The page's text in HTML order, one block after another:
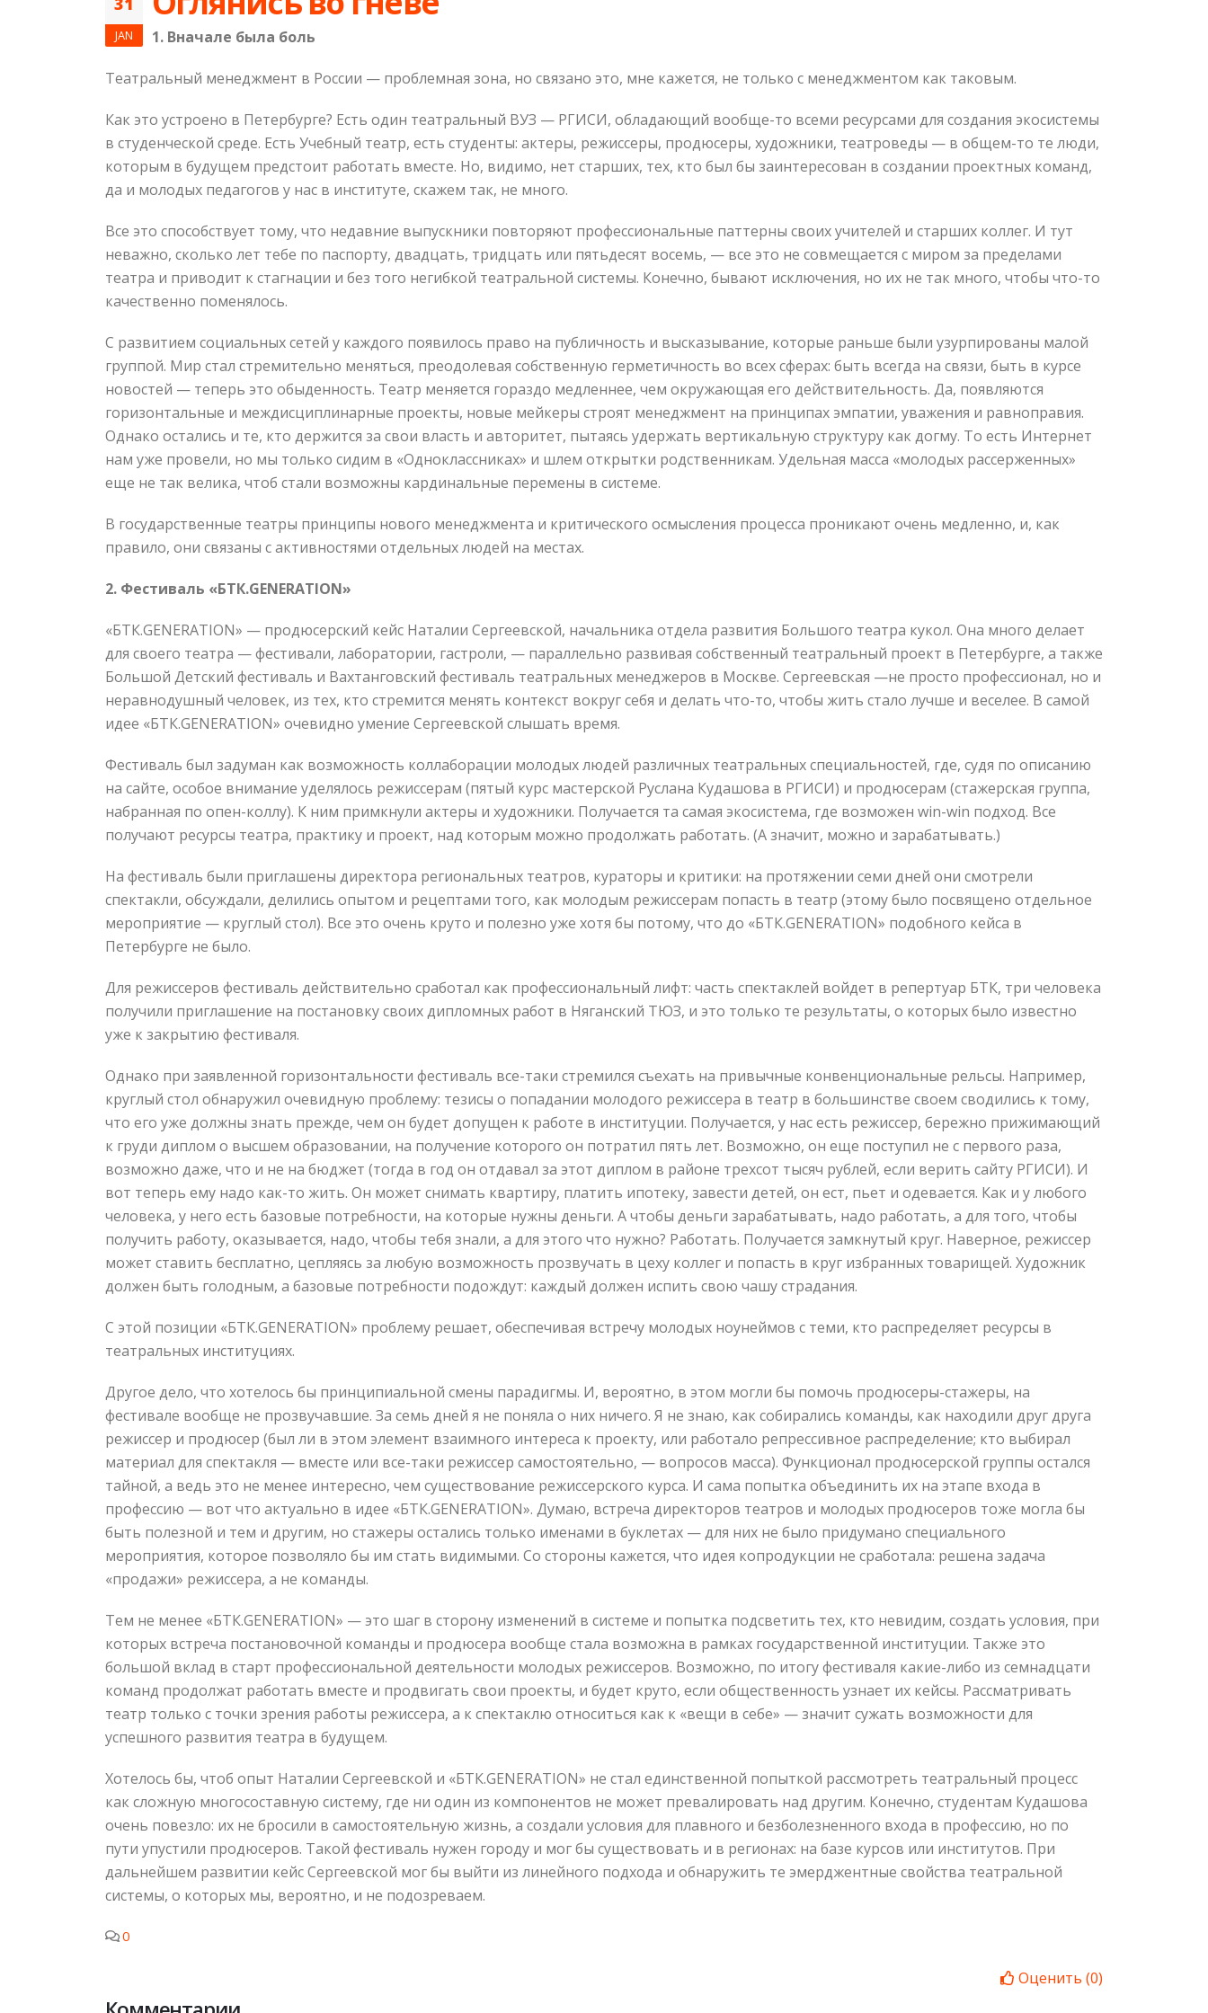
JAN 1. Вначале была боль
Театральный менеджмент в России — проблемная зона, но связано это, мне кажется, не только с менеджментом как таковым.
Как это устроено в Петербурге? Есть один театральный ВУЗ — РГИСИ, обладающий вообще-то всеми ресурсами для создания экосистемы
в студенческой среде. Есть Учебный театр, есть студенты: актеры, режиссеры, продюсеры, художники, театроведы — в общем-то те люди,
которым в будущем предстоит работать вместе. Но, видимо, нет старших, тех, кто был бы заинтересован в создании проектных команд,
да и молодых педагогов у нас в институте, скажем так, не много.
Все это способствует тому, что недавние выпускники повторяют профессиональные паттерны своих учителей и старших коллег. И тут
неважно, сколько лет тебе по паспорту, двадцать, тридцать или пятьдесят восемь, — все это не совмещается с миром за пределами
театра и приводит к стагнации и без того негибкой театральной системы. Конечно, бывают исключения, но их не так много, чтобы что-то
качественно поменялось.
С развитием социальных сетей у каждого появилось право на публичность и высказывание, которые раньше были узурпированы малой
группой. Мир стал стремительно меняться, преодолевая собственную герметичность во всех сферах: быть всегда на связи, быть в курсе
новостей — теперь это обыденность. Театр меняется гораздо медленнее, чем окружающая его действительность. Да, появляются
горизонтальные и междисциплинарные проекты, новые мейкеры строят менеджмент на принципах эмпатии, уважения и равноправия.
Однако остались и те, кто держится за свои власть и авторитет, пытаясь удержать вертикальную структуру как догму. То есть Интернет
нам уже провели, но мы только сидим в «Одноклассниках» и шлем открытки родственникам. Удельная масса «молодых рассерженных»
еще не так велика, чтоб стали возможны кардинальные перемены в системе.
В государственные театры принципы нового менеджмента и критического осмысления процесса проникают очень медленно, и, как
правило, они связаны с активностями отдельных людей на местах.
2. Фестиваль «БТК.GENERATION»
«БТК.GENERATION» — продюсерский кейс Наталии Сергеевской, начальника отдела развития Большого театра кукол. Она много делает
для своего театра — фестивали, лаборатории, гастроли, — параллельно развивая собственный театральный проект в Петербурге, а также
Большой Детский фестиваль и Вахтанговский фестиваль театральных менеджеров в Москве. Сергеевская —не просто профессионал, но и
неравнодушный человек, из тех, кто стремится менять контекст вокруг себя и делать что-то, чтобы жить стало лучше и веселее. В самой
идее «БТК.GENERATION» очевидно умение Сергеевской слышать время.
Фестиваль был задуман как возможность коллаборации молодых людей различных театральных специальностей, где, судя по описанию
на сайте, особое внимание уделялось режиссерам (пятый курс мастерской Руслана Кудашова в РГИСИ) и продюсерам (стажерская группа,
набранная по опен-коллу). К ним примкнули актеры и художники. Получается та самая экосистема, где возможен win-win подход. Все
получают ресурсы театра, практику и проект, над которым можно продолжать работать. (А значит, можно и зарабатывать.)
На фестиваль были приглашены директора региональных театров, кураторы и критики: на протяжении семи дней они смотрели
спектакли, обсуждали, делились опытом и рецептами того, как молодым режиссерам попасть в театр (этому было посвящено отдельное
мероприятие — круглый стол). Все это очень круто и полезно уже хотя бы потому, что до «БТК.GENERATION» подобного кейса в
Петербурге не было.
Для режиссеров фестиваль действительно сработал как профессиональный лифт: часть спектаклей войдет в репертуар БТК, три человека
получили приглашение на постановку своих дипломных работ в Няганский ТЮЗ, и это только те результаты, о которых было известно
уже к закрытию фестиваля.
Однако при заявленной горизонтальности фестиваль все-таки стремился съехать на привычные конвенциональные рельсы. Например,
круглый стол обнаружил очевидную проблему: тезисы о попадании молодого режиссера в театр в большинстве своем сводились к тому,
что его уже должны знать прежде, чем он будет допущен к работе в институции. Получается, у нас есть режиссер, бережно прижимающий
к груди диплом о высшем образовании, на получение которого он потратил пять лет. Возможно, он еще поступил не с первого раза,
возможно даже, что и не на бюджет (тогда в год он отдавал за этот диплом в районе трехсот тысяч рублей, если верить сайту РГИСИ). И
вот теперь ему надо как-то жить. Он может снимать квартиру, платить ипотеку, завести детей, он ест, пьет и одевается. Как и у любого
человека, у него есть базовые потребности, на которые нужны деньги. А чтобы деньги зарабатывать, надо работать, а для того, чтобы
получить работу, оказывается, надо, чтобы тебя знали, а для этого что нужно? Работать. Получается замкнутый круг. Наверное, режиссер
может ставить бесплатно, цепляясь за любую возможность прозвучать в цеху коллег и попасть в круг избранных товарищей. Художник
должен быть голодным, а базовые потребности подождут: каждый должен испить свою чашу страдания.
С этой позиции «БТК.GENERATION» проблему решает, обеспечивая встречу молодых ноунеймов с теми, кто распределяет ресурсы в
театральных институциях.
Другое дело, что хотелось бы принципиальной смены парадигмы. И, вероятно, в этом могли бы помочь продюсеры-стажеры, на
фестивале вообще не прозвучавшие. За семь дней я не поняла о них ничего. Я не знаю, как собирались команды, как находили друг друга
режиссер и продюсер (был ли в этом элемент взаимного интереса к проекту, или работало репрессивное распределение; кто выбирал
материал для спектакля — вместе или все-таки режиссер самостоятельно, — вопросов масса). Функционал продюсерской группы остался
тайной, а ведь это не менее интересно, чем существование режиссерского курса. И сама попытка объединить их на этапе входа в
профессию — вот что актуально в идее «БТК.GENERATION». Думаю, встреча директоров театров и молодых продюсеров тоже могла бы
быть полезной и тем и другим, но стажеры остались только именами в буклетах — для них не было придумано специального
мероприятия, которое позволяло бы им стать видимыми. Со стороны кажется, что идея копродукции не сработала: решена задача
«продажи» режиссера, а не команды.
Тем не менее «БТК.GENERATION» — это шаг в сторону изменений в системе и попытка подсветить тех, кто невидим, создать условия, при
которых встреча постановочной команды и продюсера вообще стала возможна в рамках государственной институции. Также это
большой вклад в старт профессиональной деятельности молодых режиссеров. Возможно, по итогу фестиваля какие-либо из семнадцати
команд продолжат работать вместе и продвигать свои проекты, и будет круто, если общественность узнает их кейсы. Рассматривать
театр только с точки зрения работы режиссера, а к спектаклю относиться как к «вещи в себе» — значит сужать возможности для
успешного развития театра в будущем.
Хотелось бы, чтоб опыт Наталии Сергеевской и «БТК.GENERATION» не стал единственной попыткой рассмотреть театральный процесс
как сложную многосоставную систему, где ни один из компонентов не может превалировать над другим. Конечно, студентам Кудашова
очень повезло: их не бросили в самостоятельную жизнь, а создали условия для плавного и безболезненного входа в профессию, но по
пути упустили продюсеров. Такой фестиваль нужен городу и мог бы существовать и в регионах: на базе курсов или институтов. При
дальнейшем развитии кейс Сергеевской мог бы выйти из линейного подхода и обнаружить те эмерджентные свойства театральной
системы, о которых мы, вероятно, и не подозреваем.
0
Оценить (0)